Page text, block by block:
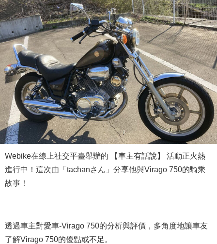
Webike在線上社交平臺舉辦的 【車主有話說】 活動正火熱
進行中！這次由「tachanさん」分享他與Virago 750的騎乘
故事！
透過車主對愛車-Virago 750的分析與評價，多角度地讓車友
了解Virago 750的優點或不足。